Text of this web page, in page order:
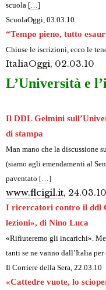
scuola […]
ScuolaOggi, 03.03.10
“Tempo pieno, tutto
Chiuse le iscrizioni, ecco le
ItaliaOggi, 02.03.10
L’Università e
Il DDL Gelmini
di stampa
Man mano che la discussione
(siamo agli emendamenti al
paventato […]
www.flcigil.it, 24.03.10
I ricercatori contro il ddl
lezioni», di Nino Luca
«Rifiuteremo gli incarichi».
tanti se ne vanno dall’Italia per
Il Corriere della Sera, 22.03.10
«Cattedre vuote, lo